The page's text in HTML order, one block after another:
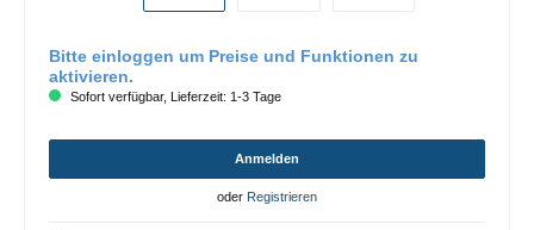
Bitte einloggen um Preise und Funktionen zu
aktivieren.
Sofort verfügbar, Lieferzeit: 1-3 Tage
Anmelden
oder Registrieren